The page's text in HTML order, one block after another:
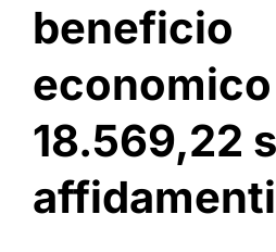
beneficio
18.569,22